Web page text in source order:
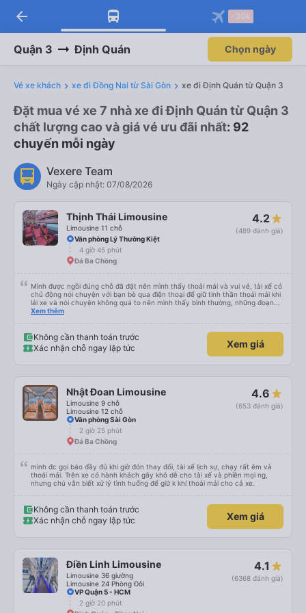
arrow_back -30k
Quận 3 Định Quán Chọn ngày
Vé xe khách xe đi Đồng Nai từ Sài Gòn xe đi Định Quán từ Quận 3
Đặt mua vé xe 7 nhà xe đi Định Quán từ Quận 3
chất lượng cao và giá vé ưu đãi nhất: 92
chuyến mỗi ngày
Vexere Team
Ngày cập nhật: 07/08/2026
Thịnh Thái Limousine
Limousine 11 chỗ
4.2
(489 đánh giá)
Văn phòng Lý Thường Kiệt
4 giờ 45 phút
Đá Ba Chồng
Mình được ngồi đúng chỗ đã đặt nên mình thấy thoải mái và vui vẻ, tài xế có
chủ động nói chuyện với bạn bè qua điện thoại để giữ tinh thần thoải mái khi
lái xe và nói chuyện không quá to nên mình thấy bình thường, những đoạn
cần tập trung như vào đường đèo thì tài xế ngừng lại để tập trung. Tài xế
sạch, thoải mái không mùi nhiều.
Xem thêm
Không cần thanh toán trước
Xác nhận chỗ ngay lập tức
Xem giá
Nhật Đoan Limousine
Limousine 9 chỗ
Limousine 12 chỗ
4.6
(653 đánh giá)
Văn phòng Sài Gòn
2 giờ 25 phút
Đá Ba Chồng
mình đc gọi báo đầy đủ khi giờ đón thay đổi, tài xế lịch sự, chạy rất êm và
thoải mái. Trên xe có hành khách gây khó dễ cho tài xế và phiền mọi ng,
nhưng chú vẫn biết xử lý tình huống để giữ k khí thoải mái cho cả xe.
Không cần thanh toán trước
Xác nhận chỗ ngay lập tức
Xem giá
Điền Linh Limousine
Limousine 36 giường
Limousine 24 Phòng Đôi
4.1
(6368 đánh giá)
VP Quận 5 - HCM
2 giờ 20 phút